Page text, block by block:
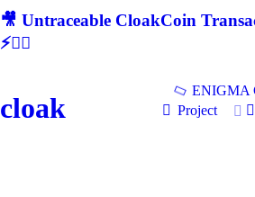
🎥 Untraceable CloakCoin
⚡🕵‍♂
cloak
ENIGMA
Project